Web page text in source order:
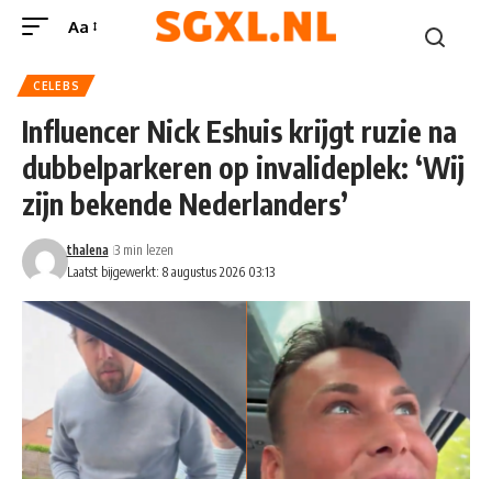
Aa
CELEBS
Influencer Nick Eshuis krijgt ruzie na
dubbelparkeren op invalideplek: ‘Wij
zijn bekende Nederlanders’
Laatst bijgewerkt: 8 augustus 2026 03:13
thalena 3 min lezen